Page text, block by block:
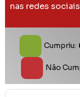
nas redes sociais
Cumpriu:
Não